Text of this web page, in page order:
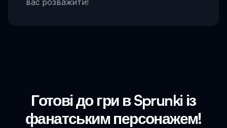
Готові до гри в Sprunki із
фанатським персонажем!